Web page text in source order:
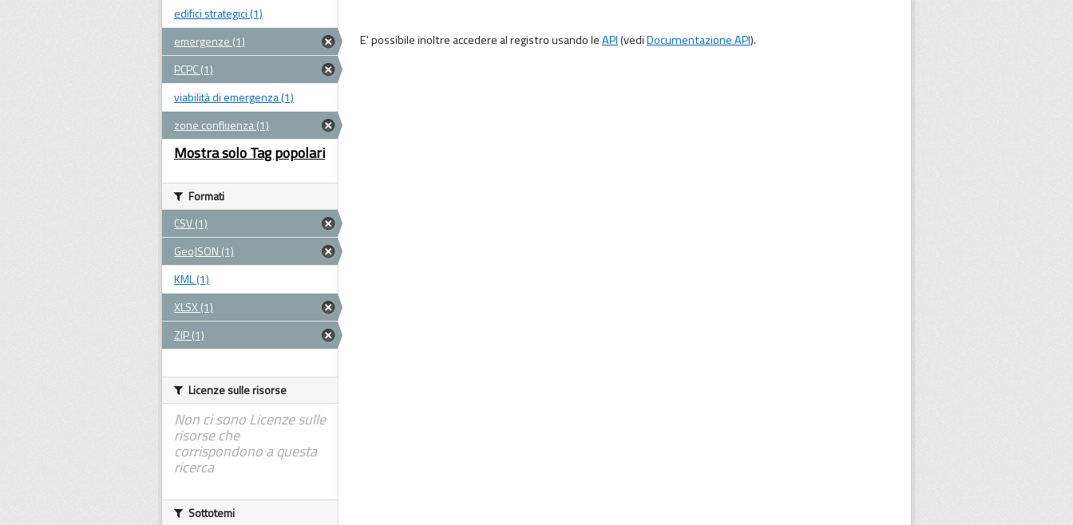
E' possibile inoltre accedere al registro usando leAPI(vediDocumentazione API).
edifici strategici (1)
emergenze (1)
PCPC (1)
viabilità di emergenza (1)
zone confluenza (1)
Mostra solo Tag popolari
Formati
CSV (1)
GeoJSON (1)
KML (1)
XLSX (1)
ZIP (1)
Licenze sulle risorse
Non ci sono Licenze sulle
risorse che
corrispondono a questa
ricerca
Sottotemi